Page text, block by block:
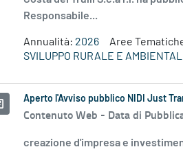
Responsabile...
Annualità: 2026 Aree
SVILUPPO RURALE E
Aperto l'Avviso pubblico NIDI Just
Contenuto Web - Data di
creazione d'impresa e